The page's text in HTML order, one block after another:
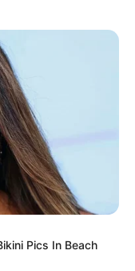
Pics In Beach